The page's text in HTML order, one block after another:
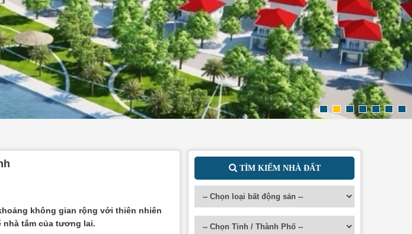
TÌM KIẾM NHÀ ĐẤT
không gian rộng với thiên nhiên
tắm của tương lai.